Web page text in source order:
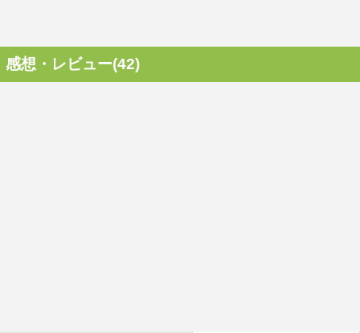
感想・レビュー(42)